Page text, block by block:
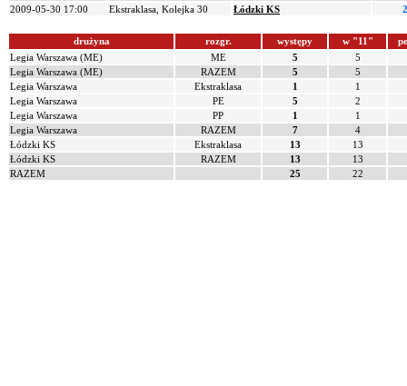
2009-05-30 17:00
Ekstraklasa, Kolejka 30 Łódzki KS
drużyna rozgr. występy w "11"
Legia Warszawa (ME)
ME 5 5
Legia Warszawa (ME)
RAZEM 5 5
Legia Warszawa
Ekstraklasa 1 1
Legia Warszawa
PE 5 2
Legia Warszawa
PP 1 1
Legia Warszawa
RAZEM 7 4
Łódzki KS
Ekstraklasa 13 13
Łódzki KS
RAZEM 13 13
RAZEM
25 22